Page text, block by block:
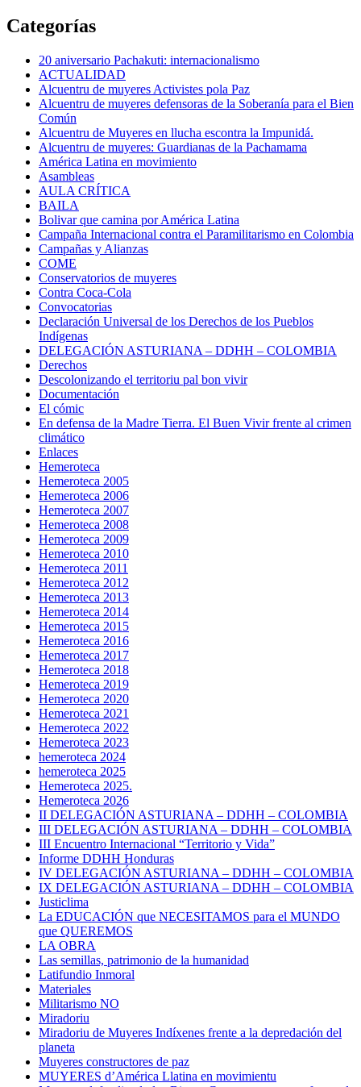
Categorías
20 aniversario Pachakuti: internacionalismo
ACTUALIDAD
Alcuentru de muyeres Activistes pola Paz
Alcuentru de muyeres defensoras de la Soberanía para el Bien
Común
Alcuentru de Muyeres en llucha escontra la Impunidá.
Alcuentru de muyeres: Guardianas de la Pachamama
América Latina en movimiento
Asambleas
AULA CRÍTICA
BAILA
Bolivar que camina por América Latina
Campaña Internacional contra el Paramilitarismo en Colombia
Campañas y Alianzas
COME
Conservatorios de muyeres
Contra Coca-Cola
Convocatorias
Declaración Universal de los Derechos de los Pueblos
Indígenas
DELEGACIÓN ASTURIANA – DDHH – COLOMBIA
Derechos
Descolonizando el territoriu pal bon vivir
Documentación
El cómic
En defensa de la Madre Tierra. El Buen Vivir frente al crimen
climático
Enlaces
Hemeroteca
Hemeroteca 2005
Hemeroteca 2006
Hemeroteca 2007
Hemeroteca 2008
Hemeroteca 2009
Hemeroteca 2010
Hemeroteca 2011
Hemeroteca 2012
Hemeroteca 2013
Hemeroteca 2014
Hemeroteca 2015
Hemeroteca 2016
Hemeroteca 2017
Hemeroteca 2018
Hemeroteca 2019
Hemeroteca 2020
Hemeroteca 2021
Hemeroteca 2022
Hemeroteca 2023
hemeroteca 2024
hemeroteca 2025
Hemeroteca 2025.
Hemeroteca 2026
II DELEGACIÓN ASTURIANA – DDHH – COLOMBIA
III DELEGACIÓN ASTURIANA – DDHH – COLOMBIA
III Encuentro Internacional “Territorio y Vida”
Informe DDHH Honduras
IV DELEGACIÓN ASTURIANA – DDHH – COLOMBIA
IX DELEGACIÓN ASTURIANA – DDHH – COLOMBIA
Justiclima
La EDUCACIÓN que NECESITAMOS para el MUNDO
que QUEREMOS
LA OBRA
Las semillas, patrimonio de la humanidad
Latifundio Inmoral
Materiales
Militarismo NO
Miradoriu
Miradoriu de Muyeres Indíxenes frente a la depredación del
planeta
Muyeres constructores de paz
MUYERES d’América Llatina en movimientu